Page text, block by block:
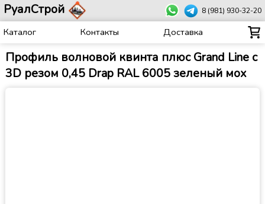
РуалСтрой 8 (981) 930-32-20
Каталог Контакты Доставка
Профиль волновой квинта плюс Grand Line c
3D резом 0,45 Drap RAL 6005 зеленый мох